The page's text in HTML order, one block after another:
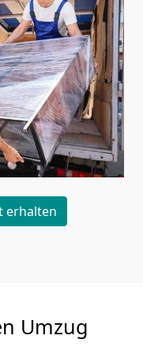
erhalten
Umzug